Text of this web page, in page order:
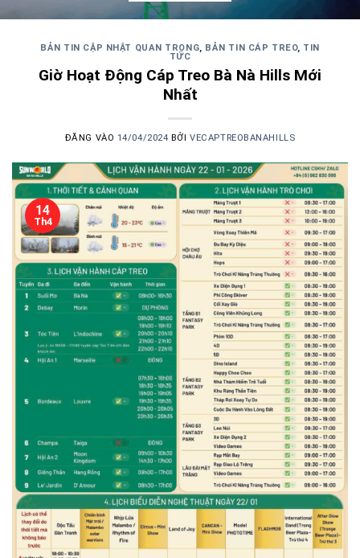
BẢN TIN CẬP NHẬT QUAN TRỌNG, BẢN TIN CÁP TREO, TIN
TỨC
Giờ Hoạt Động Cáp Treo Bà Nà Hills Mới
Nhất
ĐĂNG VÀO 14/04/2024 BỞIVECAPTREOBANAHILLS
14
Th4